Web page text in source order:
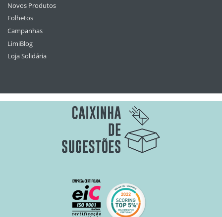
Novos Produtos
Folhetos
Campanhas
LimiBlog
Loja Solidária